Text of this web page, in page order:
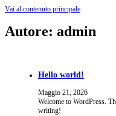
Vai al contenuto principale
Autore: admin
Hello world!
Maggio 21, 2026
Welcome to WordPress.
writing!